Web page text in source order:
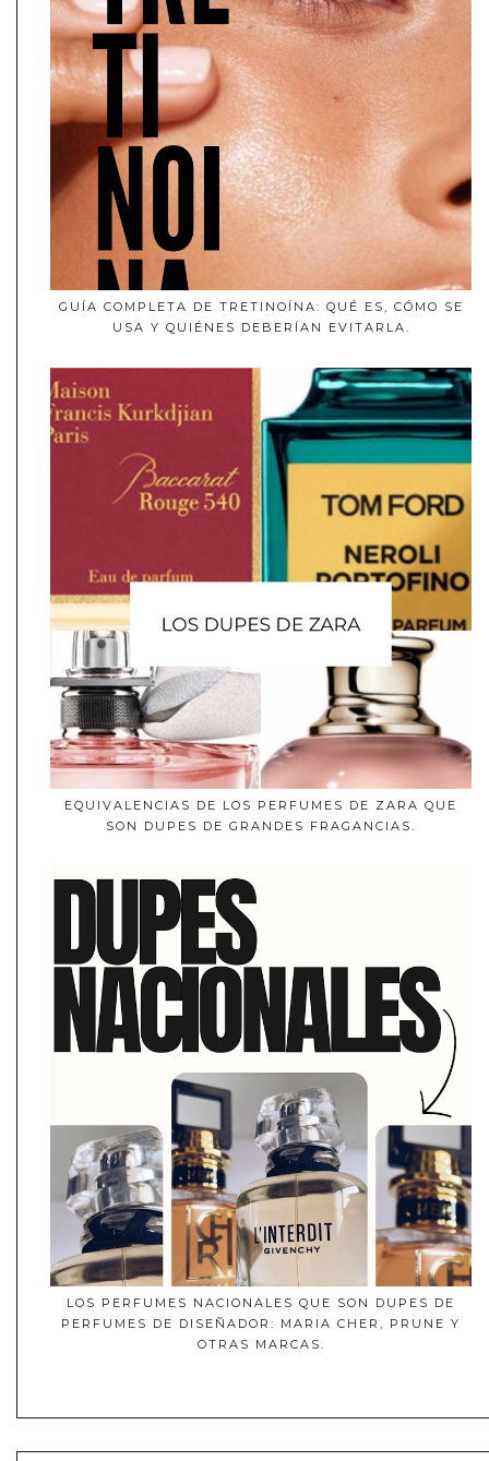
GUÍA COMPLETA DE TRETINOÍNA: QUÉ ES, CÓMO SE
USA Y QUIÉNES DEBERÍAN EVITARLA.
EQUIVALENCIAS DE LOS PERFUMES DE ZARA QUE
SON DUPES DE GRANDES FRAGANCIAS.
LOS PERFUMES NACIONALES QUE SON DUPES DE
PERFUMES DE DISEÑADOR: MARIA CHER, PRUNE Y
OTRAS MARCAS.